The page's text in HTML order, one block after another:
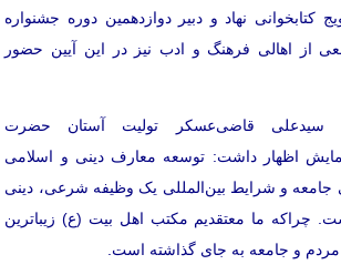
کتابخوانی نهاد و دبیر دوازدهمین دوره جشنواره
از اهالی فرهنگ و ادب نیز در این آیین حضور
سیدعلی قاضی‌عسکر تولیت آستان حضرت
اظهار داشت: توسعه معارف دینی و اسلامی
جامعه و شرایط بین‌المللی یک وظیفه شرعی، دینی
چراکه ما معتقدیم مکتب اهل بیت (ع) زیباترین
مردم و جامعه به جای گذاشته است.